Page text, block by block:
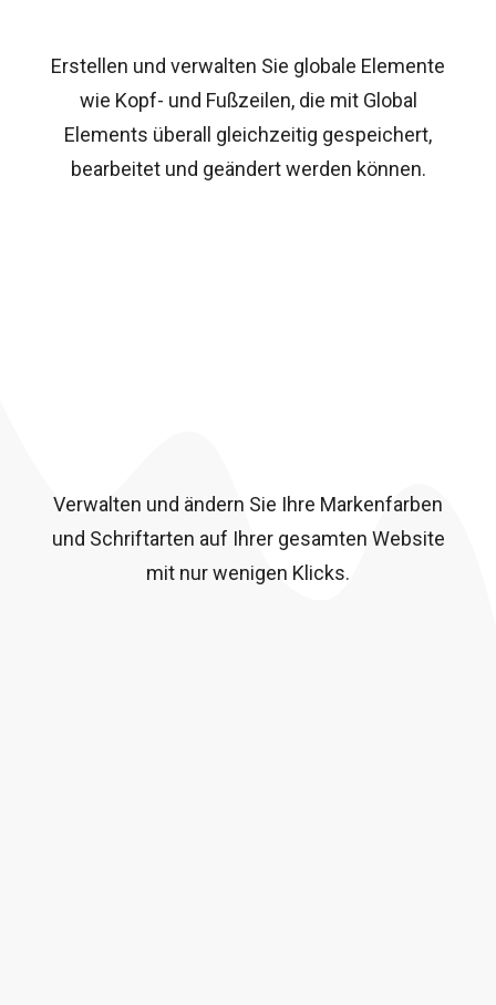
Erstellen und verwalten Sie globale Elemente
wie Kopf- und Fußzeilen, die mit Global
Elements überall gleichzeitig gespeichert,
bearbeitet und geändert werden können.
Verwalten und ändern Sie Ihre Markenfarben
und Schriftarten auf Ihrer gesamten Website
mit nur wenigen Klicks.